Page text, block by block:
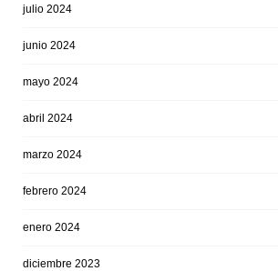
julio 2024
junio 2024
mayo 2024
abril 2024
marzo 2024
febrero 2024
enero 2024
diciembre 2023